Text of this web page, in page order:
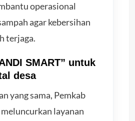
operasional
agar kebersihan
terjaga.
SMART” untuk
desa
yang sama, Pemkab
layanan